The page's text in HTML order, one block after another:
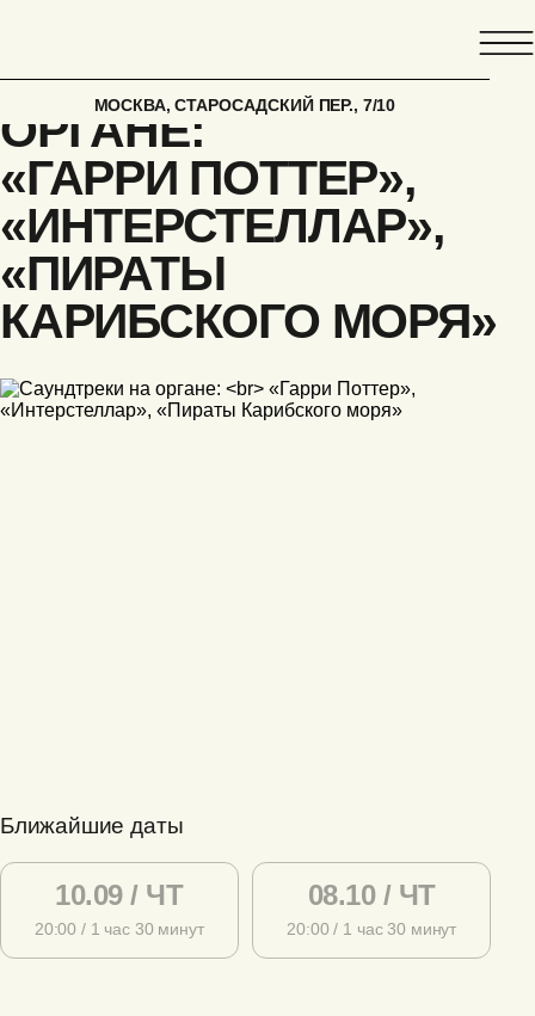
МОСКВА, СТАРОСАДСКИЙ ПЕР., 7/10
САУНДТРЕКИ НА
ОРГАНЕ:
«ГАРРИ ПОТТЕР»,
«ИНТЕРСТЕЛЛАР»,
«ПИРАТЫ
КАРИБСКОГО МОРЯ»
Ближайшие даты
10.09 / ЧТ
20:00 / 1 час 30 минут
08.10 / ЧТ
20:00 / 1 час 30 минут